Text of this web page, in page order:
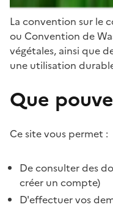
La convention sur le
ou Convention de
végétales, ainsi que
une utilisation
Que
Ce site vous permet :
De consulter des
créer un compte)
D'effectuer vos